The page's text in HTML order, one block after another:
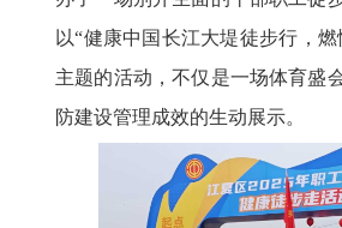
以“健康中国长江大堤徒步行，
主题的活动，不仅是一场体育盛
防建设管理成效的生动展示。